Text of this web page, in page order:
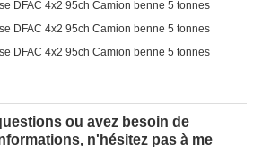
ou avez besoin de
n'hésitez pas à me